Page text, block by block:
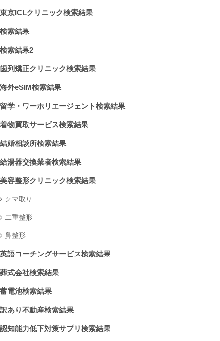
東京ICLクリニック検索結果
検索結果
検索結果2
歯列矯正クリニック検索結果
海外eSIM検索結果
留学・ワーホリエージェント検索結果
着物買取サービス検索結果
結婚相談所検索結果
給湯器交換業者検索結果
美容整形クリニック検索結果
クマ取り
二重整形
鼻整形
英語コーチングサービス検索結果
葬式会社検索結果
蓄電池検索結果
訳あり不動産検索結果
認知能力低下対策サプリ検索結果